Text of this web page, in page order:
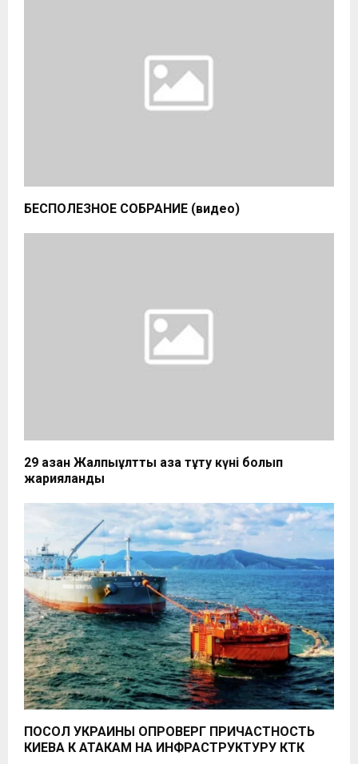
БЕСПОЛЕЗНОЕ СОБРАНИЕ (видео)
29 қазан Жалпыұлттық аза тұту күні болып
жарияланды
ПОСОЛ УКРАИНЫ ОПРОВЕРГ ПРИЧАСТНОСТЬ
КИЕВА К АТАКАМ НА ИНФРАСТРУКТУРУ КТК